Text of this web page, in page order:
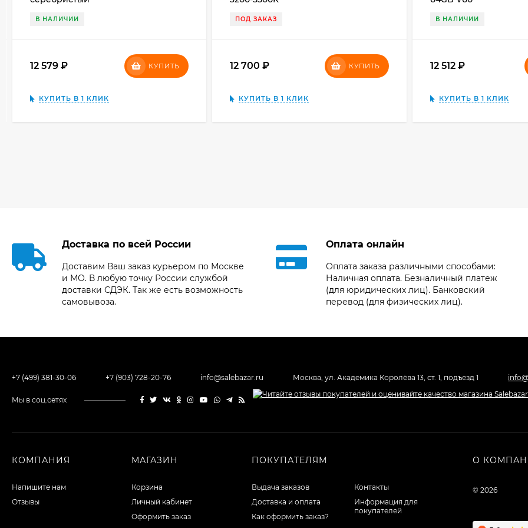
В НАЛИЧИИ
12 579 ₽ КУПИТЬ
КУПИТЬ В 1 КЛИК
ПОД ЗАКАЗ
12 700 КУПИТЬ
КУПИТЬ В 1 КЛИК
В НАЛИЧИИ
12 512 ₽
КУПИТЬ В 1 КЛИК
Доставка по всей России
Доставим Ваш заказ курьером по Москве
и МО. В любую точку России службой
доставки СДЭК. Так же есть возможность
самовывоза.
Оплата онлайн
Оплата заказа различными способами:
Наличная оплата. Безналичный платеж
(для юридических лиц). Банковский
перевод (для физических лиц).
+7 (499) 381-30-06 +7 (903) 728-20-76 info@salebazar.ru Москва, ул. Академика Королёва 13, ст. 1, подъезд 1
Мы в соц.сетях
КОМПАНИЯ
Напишите нам
Отзывы
МАГАЗИН
Корзина
Личный кабинет
Оформить заказ
ПОКУПАТЕЛЯМ
Выдача заказов
Доставка и оплата
Как оформить заказ?
Контакты
Информация для
покупателей
О
© 2026